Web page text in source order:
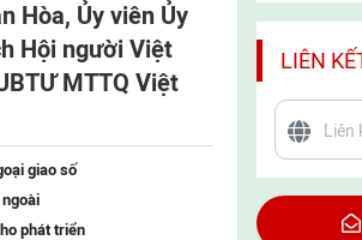
Hòa, Ủy viên Ủy
Hội người Việt
MTTQ Việt
giao số
phát triển
LIÊN